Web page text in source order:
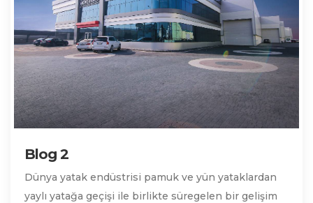
Blog 2
Dünya yatak endüstrisi pamuk ve yün yataklardan
yaylı yatağa geçişi ile birlikte süregelen bir gelişim